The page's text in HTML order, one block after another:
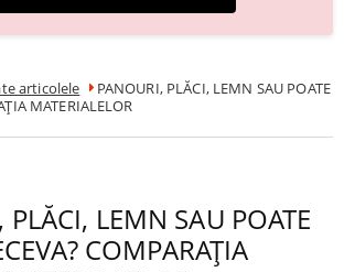
articolele
PANOURI, PLĂCI, LEMN SAU POATE
MATERIALELOR
PLĂCI, LEMN SAU POATE
COMPARAȚIA